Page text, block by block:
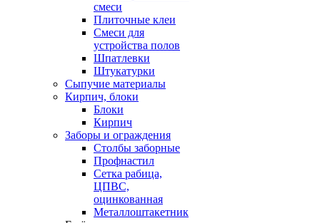
смеси
Плиточные клеи
Смеси для
устройства полов
Шпатлевки
Штукатурки
Сыпучие материалы
Кирпич, блоки
Блоки
Кирпич
Заборы и ограждения
Столбы заборные
Профнастил
Сетка рабица,
ЦПВС,
оцинкованная
Металлоштакетник